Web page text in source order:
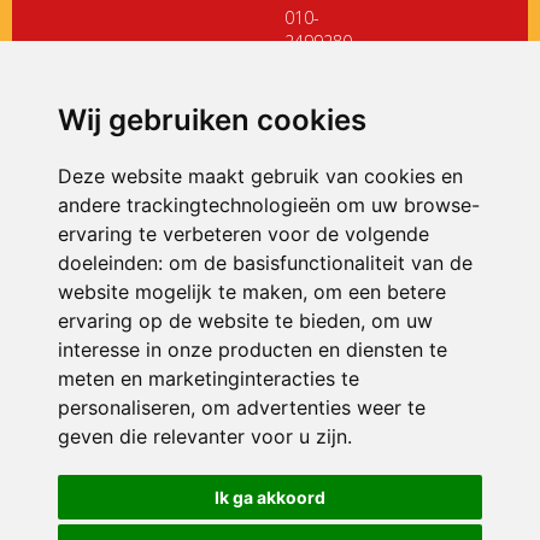
Wij gebruiken cookies
Deze website maakt gebruik van cookies en
andere trackingtechnologieën om uw browse-
ervaring te verbeteren voor de volgende
doeleinden: om de basisfunctionaliteit van de
website mogelijk te maken, om een betere
ervaring op de website te bieden, om uw
interesse in onze producten en diensten te
meten en marketinginteracties te
personaliseren, om advertenties weer te
geven die relevanter voor u zijn.
Ik ga akkoord
010-
2499280
ONDERDEEL VAN
© 2026 De Hoeksteen | Alle rechten voorbehouden
Privacy policy|Disclaimer| Klachtenregeling|RSIN en Anbi
voorkeuren
Crealisatie The MindOffice